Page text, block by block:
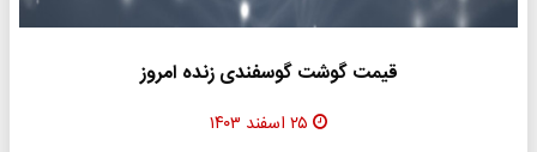
قیمت گوشت گوسفندی زنده امروز
۲۵ اسفند ۱۴۰۳